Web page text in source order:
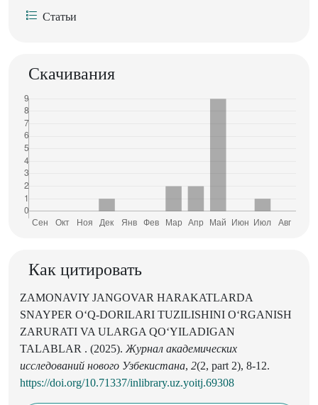
Статьи
Скачивания
Как цитировать
ZAMONAVIY JANGOVAR HARAKATLARDA
SNAYPER O‘Q-DORILARI TUZILISHINI O‘RGANISH
ZARURATI VA ULARGA QO‘YILADIGAN
TALABLAR . (2025). Журнал академических
исследований нового Узбекистана, 2(2, part 2), 8-12.
https://doi.org/10.71337/inlibrary.uz.yoitj.69308